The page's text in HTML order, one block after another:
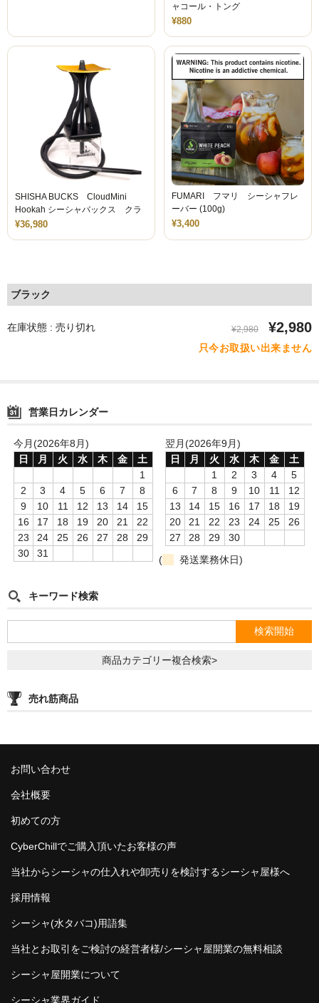
シーシャ屋開業について
ャコール・トング
¥880
SHISHA BUCKS CloudMini
Hookah シーシャバックス クラ
ウドミニ シーシャ
¥36,980
FUMARI フマリ シーシャフレ
ーバー (100g)
¥3,400
ブラック
在庫状態 : 売り切れ ¥2,980 ¥2,980
只今お取扱い出来ません
営業日カレンダー
今月(2026年8月)
日
月 火 水 木 金
土
1
2
3 4 5 6 7
8
9
10 11 12 13 14
15
16
17 18 19 20 21
22
23
24 25 26 27 28
29
30
31
翌月(2026年9月)
日
月 火 水 木 金
土
1
2 3 4
5
6
7 8 9 10 11
12
13
14 15 16 17 18
19
20
21 22 23 24 25
26
27
28 29
30
(
発送業務休日)
キーワード検索
商品カテゴリー複合検索>
売れ筋商品
お問い合わせ
会社概要
初めての方
CyberChillでご購入頂いたお客様の声
当社からシーシャの仕入れや卸売りを検討するシーシャ屋様へ
採用情報
シーシャ(水タバコ)用語集
当社とお取引をご検討の経営者様/シーシャ屋開業の無料相談
シーシャ屋開業について
シーシャ業界ガイド